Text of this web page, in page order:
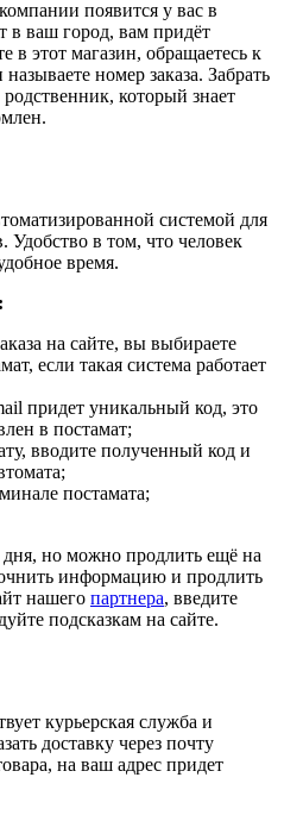
появится у вас в
в ваш город, вам придёт
в этот магазин, обращаетесь к
номер заказа. Забрать
который знает
системой для
Удобство в том, что человек
время.
на сайте, вы выбираете
если такая система работает
придет уникальный код, это
в постамат;
вводите полученный код и
постамата;
но можно продлить ещё на
информацию и продлить
нашего партнера, введите
подсказкам на сайте.
курьерская служба и
доставку через почту
на ваш адрес придет